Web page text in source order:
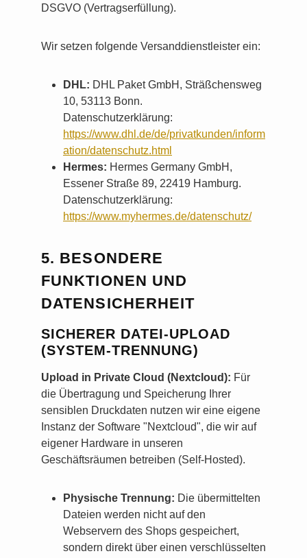
DSGVO (Vertragserfüllung).
Wir setzen folgende Versanddienstleister ein:
DHL: DHL Paket GmbH, Sträßchensweg
10, 53113 Bonn.
Datenschutzerklärung:
https://www.dhl.de/de/privatkunden/inform
ation/datenschutz.html
Hermes: Hermes Germany GmbH,
Essener Straße 89, 22419 Hamburg.
Datenschutzerklärung:
https://www.myhermes.de/datenschutz/
5. BESONDERE
FUNKTIONEN UND
DATENSICHERHEIT
SICHERER DATEI-UPLOAD
(SYSTEM-TRENNUNG)
Upload in Private Cloud (Nextcloud): Für
die Übertragung und Speicherung Ihrer
sensiblen Druckdaten nutzen wir eine eigene
Instanz der Software "Nextcloud", die wir auf
eigener Hardware in unseren
Geschäftsräumen betreiben (Self-Hosted).
Physische Trennung: Die übermittelten
Dateien werden nicht auf den
Webservern des Shops gespeichert,
sondern direkt über einen verschlüsselten